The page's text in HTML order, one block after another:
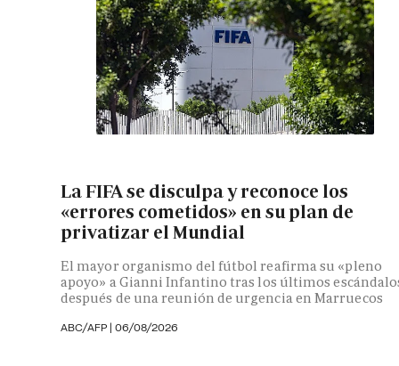
La FIFA se disculpa y reconoce los
«errores cometidos» en su plan de
privatizar el Mundial
El mayor organismo del fútbol reafirma su «pleno
apoyo» a Gianni Infantino tras los últimos
después de una reunión de urgencia en Marruecos
ABC/AFP | 06/08/2026